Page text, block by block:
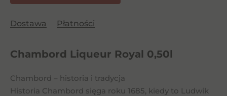
Dostawa Płatności
Chambord Liqueur Royal 0,50l
Chambord – historia i tradycja
Historia Chambord sięga roku 1685, kiedy to Ludwik